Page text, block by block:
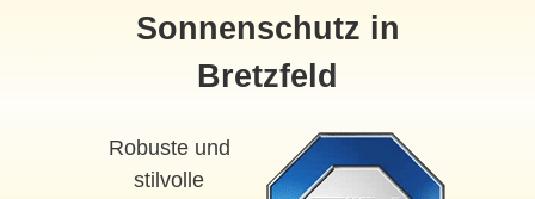
Sonnenschutz in
Bretzfeld
Robuste und
stilvolle